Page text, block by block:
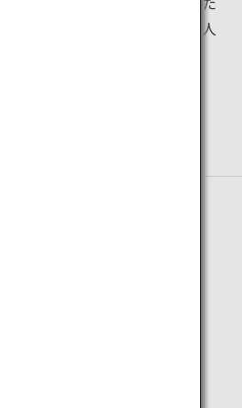
など美肌効果のある化粧品も人